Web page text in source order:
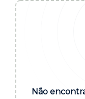
Acesse sua conta:
BROKER DE
ou cadastre-se se ainda
Não